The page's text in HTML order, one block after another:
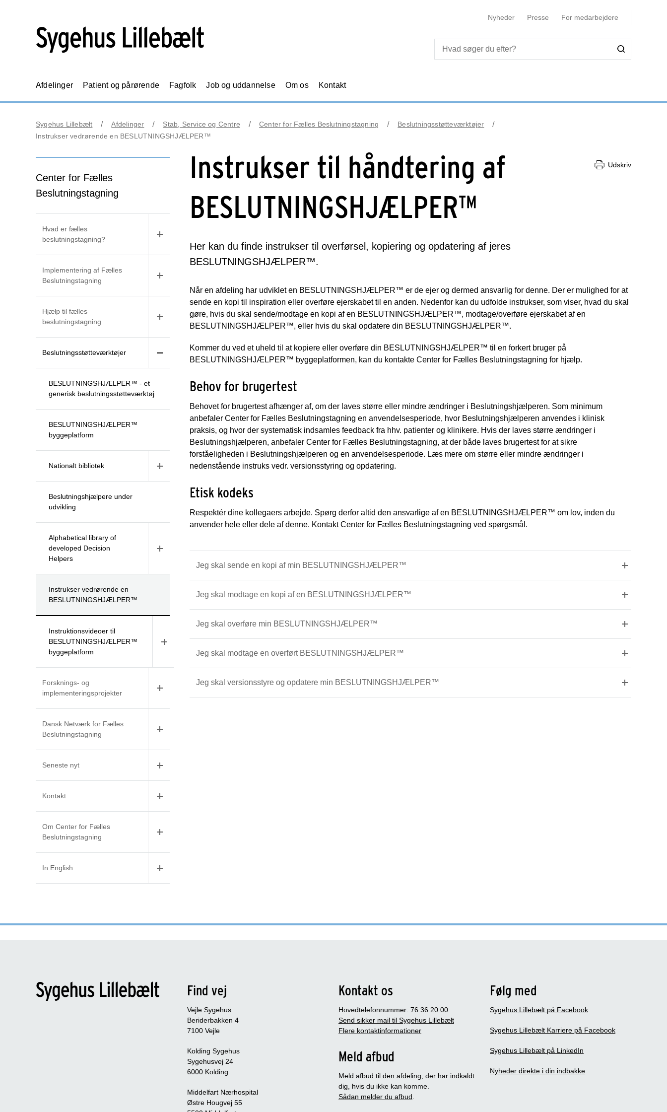
Nyheder Presse For medarbejdere
Afdelinger Patient og pårørende Fagfolk Job og uddannelse Om os Kontakt
Sygehus Lillebælt Afdelinger Stab, Service og Centre Center for Fælles Beslutningstagning
Beslutningsstøtteværktøjer
Instrukser vedrørende en BESLUTNINGSHJÆLPER™
Center for Fælles
Beslutningstagning
Hvad er fælles
beslutningstagning?
Implementering af Fælles
Beslutningstagning
Hjælp til fælles
beslutningstagning
Beslutningsstøtteværktøjer
BESLUTNINGSHJÆLPER™ - et
generisk beslutningsstøtteværktøj
BESLUTNINGSHJÆLPER™
byggeplatform
Nationalt bibliotek
Beslutningshjælpere under
udvikling
Alphabetical library of
developed Decision
Helpers
Instrukser vedrørende en
BESLUTNINGSHJÆLPER™
Instruktionsvideoer til
BESLUTNINGSHJÆLPER™
byggeplatform
Forsknings- og
implementeringsprojekter
Dansk Netværk for Fælles
Beslutningstagning
Seneste nyt
Kontakt
Om Center for Fælles
Beslutningstagning
In English
Instrukser til håndtering af
BESLUTNINGSHJÆLPER™
Udskriv
Her kan du finde instrukser til overførsel, kopiering og opdatering af jeres
BESLUTNINGSHJÆLPER™.
Når en afdeling har udviklet en BESLUTNINGSHJÆLPER™ er de ejer og dermed ansvarlig for denne. Der er mulighed for at
sende en kopi til inspiration eller overføre ejerskabet til en anden. Nedenfor kan du udfolde instrukser, som viser, hvad du skal
gøre, hvis du skal sende/modtage en kopi af en BESLUTNINGSHJÆLPER™, modtage/overføre ejerskabet af en
BESLUTNINGSHJÆLPER™, eller hvis du skal opdatere din BESLUTNINGSHJÆLPER™.
Kommer du ved et uheld til at kopiere eller overføre din BESLUTNINGSHJÆLPER™ til en forkert bruger på
BESLUTNINGSHJÆLPER™ byggeplatformen, kan du kontakte Center for Fælles Beslutningstagning for hjælp.
Behov for brugertest
Behovet for brugertest afhænger af, om der laves større eller mindre ændringer i Beslutningshjælperen. Som minimum
anbefaler Center for Fælles Beslutningstagning en anvendelsesperiode, hvor Beslutningshjælperen anvendes i klinisk
praksis, og hvor der systematisk indsamles feedback fra hhv. patienter og klinikere. Hvis der laves større ændringer i
Beslutningshjælperen, anbefaler Center for Fælles Beslutningstagning, at der både laves brugertest for at sikre
forståeligheden i Beslutningshjælperen og en anvendelsesperiode. Læs mere om større eller mindre ændringer i
nedenstående instruks vedr. versionsstyring og opdatering.
Etisk kodeks
Respektér dine kollegaers arbejde. Spørg derfor altid den ansvarlige af en BESLUTNINGSHJÆLPER™ om lov, inden du
anvender hele eller dele af denne. Kontakt Center for Fælles Beslutningstagning ved spørgsmål.
Jeg skal sende en kopi af min BESLUTNINGSHJÆLPER™
Jeg skal modtage en kopi af en BESLUTNINGSHJÆLPER™
Jeg skal overføre min BESLUTNINGSHJÆLPER™
Jeg skal modtage en overført BESLUTNINGSHJÆLPER™
Jeg skal versionsstyre og opdatere min BESLUTNINGSHJÆLPER™
Find vej
Vejle Sygehus
Beriderbakken 4
7100 Vejle
Kolding Sygehus
Sygehusvej 24
6000 Kolding
Middelfart Nærhospital
Østre Hougvej 55
Kontakt os
Hovedtelefonnummer: 76 36 20 00
Send sikker mail til Sygehus Lillebælt
Flere kontaktinformationer
Meld afbud
Meld afbud til den afdeling, der har indkaldt
dig, hvis du ikke kan komme.
Sådan melder du afbud
Følg med
Sygehus Lillebælt på Facebook
Sygehus Lillebælt Karriere på Facebook
Sygehus Lillebælt på LinkedIn
Nyheder direkte i din indbakke